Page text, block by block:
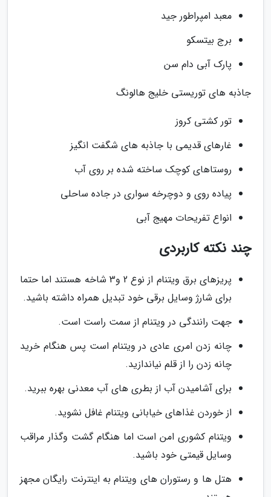
معبد امپراطور جید
برج بیتسکو
پارک آبی دام سن
جاذبه های توریستی خلیج هالونگ
تور کشتی کروز
غارهای قدیمی با جاذبه های شگفت انگیز
روستاهای کوچک ساخته شده بر روی آب
پیاده روی و دوچرخه سواری در جاده ساحلی
انواع تفریحات مهیج آبی
چند نکته کاربردی
پریزهای برق ویتنام از نوع 2 و3 شاخه هستند اما حتما
برای شارژ وسایل برقی خود تبدیل همراه داشته باشید.
جهت رانندگی در ویتنام از سمت راست است.
چانه زدن امری عادی در ویتنام است پس هنگام خرید
چانه زدن را از قلم نیاندازید.
برای آشامیدن آب از بطری های آب معدنی بهره ببرید.
از خوردن غذاهای خیابانی ویتنام غافل نشوید.
ویتنام کشوری امن است اما هنگام گشت وگذار مراقب
وسایل قیمتی خود باشید.
هتل ها و رستوران های ویتنام به اینترنت رایگان مجهز